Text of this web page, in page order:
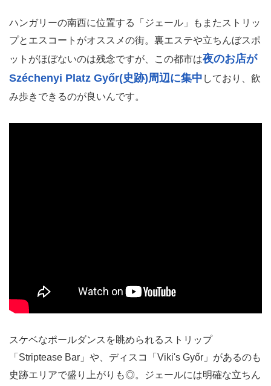
ハンガリーの南西に位置する「ジェール」もまたストリッ
プとエスコートがオススメの街。裏エステや立ちんぼスポ
ットがほぼないのは残念ですが、この都市は夜のお店が
Széchenyi Platz Győr(史跡)周辺に集中 しており、飲
み歩きできるのが良いんです。
スケベなポールダンスを眺められるストリップ
「Striptease Bar」や、ディスコ「Viki's Győr」があるのも
史跡エリアで盛り上がりも◎。ジェールには明確な立ちん